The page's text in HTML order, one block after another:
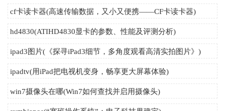
cf卡读卡器(高速传输数据，又小又便携——CF卡读卡器)
hd4830(ATIHD4830显卡的参数、性能及评测分析)
ipad3图片(《探寻iPad3细节，多角度观看高清实拍图片》)
ipadtv(用iPad把电视机变身，畅享更大屏幕体验)
win7摄像头在哪(Win7如何查找并启用摄像头)